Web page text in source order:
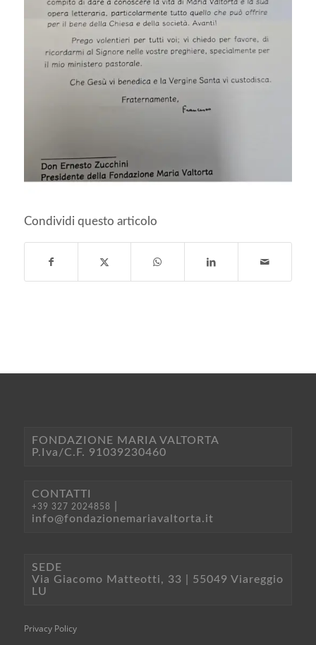
Condividi questo articolo
FONDAZIONE MARIA VALTORTA
P.Iva/C.F. 91039230460
CONTATTI
+39 327 2024858
info@fondazionemariavaltorta.it
SEDE
Via Giacomo Matteotti, 33 | 55049 Viareggio
LU
Privacy Policy